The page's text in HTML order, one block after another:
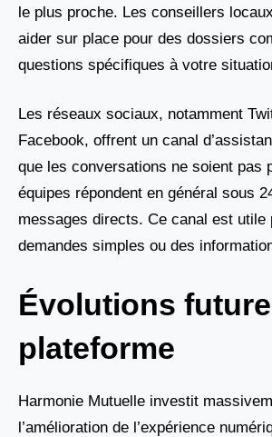
le plus proche. Les conseillers
aider sur place pour des dossiers
questions spécifiques à votre
Les réseaux sociaux, notamment
Facebook, offrent un canal
que les conversations ne soient pas
équipes répondent en général sous
messages directs. Ce canal est utile
demandes simples ou des
Évolutions
plateforme
Harmonie Mutuelle investit
l’amélioration de l’expérience